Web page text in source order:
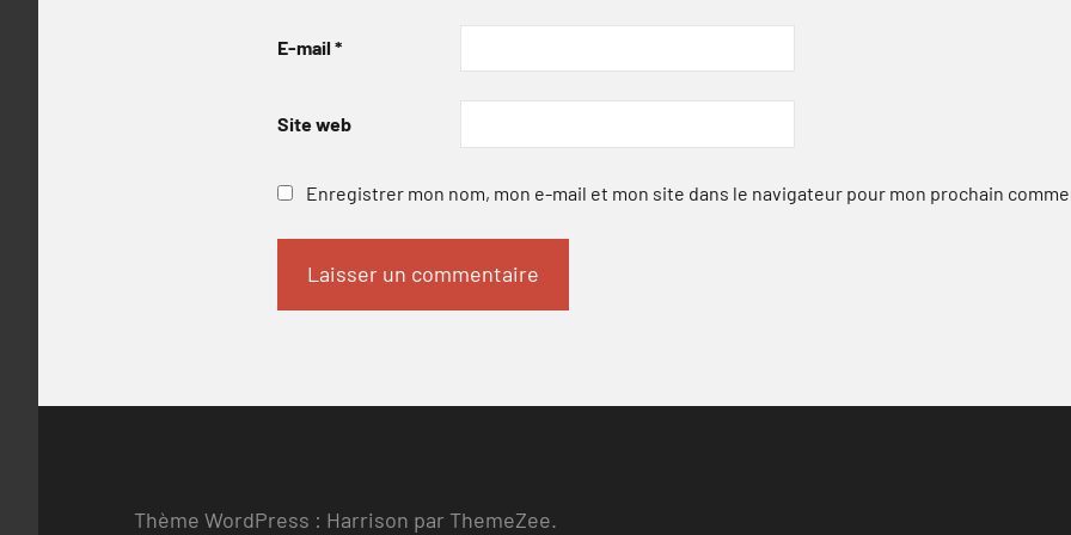
E-mail *
Site web
Enregistrer mon nom, mon e-mail et mon site dans le navigateur pour mon prochain
Thème WordPress : Harrison par ThemeZee.